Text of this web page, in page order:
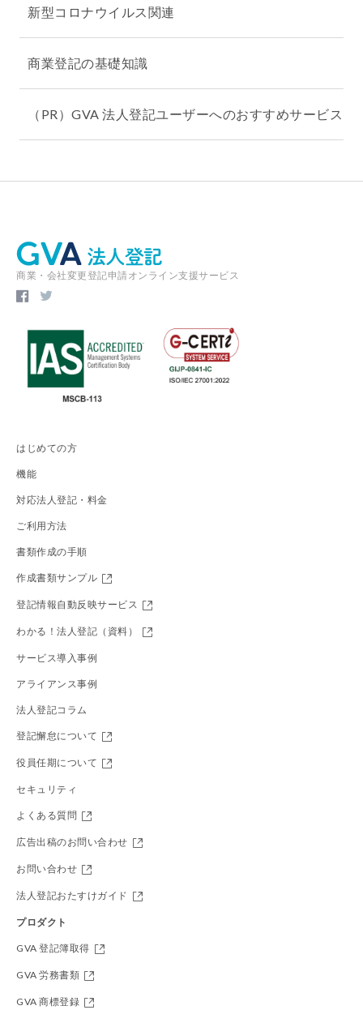
新型コロナウイルス関連
商業登記の基礎知識
（PR）GVA 法人登記ユーザーへのおすすめサービス
商業・会社変更登記申請オンライン支援サービス
はじめての方
機能
対応法人登記・料金
ご利用方法
書類作成の手順
作成書類サンプル
登記情報自動反映サービス
わかる！法人登記（資料）
サービス導入事例
アライアンス事例
法人登記コラム
登記懈怠について
役員任期について
セキュリティ
よくある質問
広告出稿のお問い合わせ
お問い合わせ
法人登記おたすけガイド
プロダクト
GVA 登記簿取得
GVA 労務書類
GVA 商標登録